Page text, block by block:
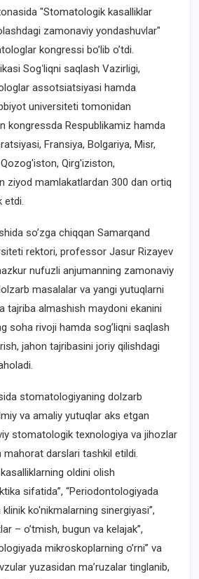
"Stomatologik kasalliklar
zamonaviy yondashuvlar"
kongressi bo’lib o’tdi.
Sogʻliqni saqlash Vazirligi,
assotsiatsiyasi hamda
universiteti tomonidan
kongressda Respublikamiz hamda
Fransiya, Bolgariya, Misr,
Qirg'iziston,
ziyod mamlakatlardan 300 dan ortiq
etdi.
so’zga chiqqan Samarqand
rektori, professor Jasur Rizayev
nufuzli anjumanning zamonaviy
masalalar va yangi yutuqlarni
tajriba almashish maydoni ekanini
soha rivoji hamda sog’liqni saqlash
jahon tajribasini joriy qilishdagi
stomatologiyaning dolzarb
va amaliy yutuqlar aks etgan
stomatologik texnologiya va jihozlar
mahorat darslari tashkil etildi.
oldini olish
sifatida”, “Periodontologiyada
ko'nikmalarning sinergiyasi”,
– o’tmish, bugun va kelajak”,
mikroskoplarning o’rni” va
yuzasidan ma’ruzalar tinglanib,